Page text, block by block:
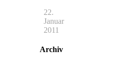
22.
Januar
2011
Archiv